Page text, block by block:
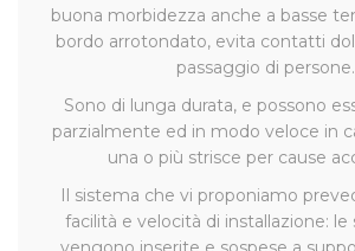
buona morbidezza anche a basse
bordo arrotondato, evita contatti
passaggio di persone.
Sono di lunga durata, e possono
parzialmente ed in modo veloce in
una o più strisce per cause
Il sistema che vi proponiamo
facilità e velocità di installazione: